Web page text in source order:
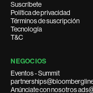
Suscríbete
Política de privacidad
Términos de suscripción
Tecnología
T&C
NEGOCIOS
Eventos - Summit
Anúnciate con nosotros